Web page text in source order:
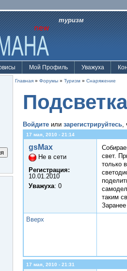
туризм
Мой Профиль Уважуха
Главная » Форумы » Туризм » Снаряжение
Войдите или зарегистрируйтесь,
17 мая, 2010 - 21:14
gsMax
Не в сети
Регистрация:
10.01.2010
Уважуха: 0
свет.
только
таким
Вверх
17 мая, 2010 - 21:31